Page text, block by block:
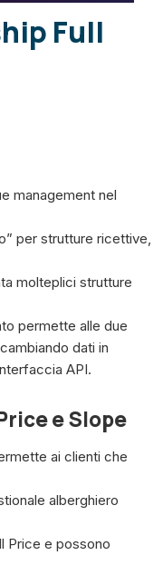
Full
management nel
per strutture ricettive,
molteplici strutture
permette alle due
dati in
API.
e Slope
ai clienti che
alberghiero
Price e possono